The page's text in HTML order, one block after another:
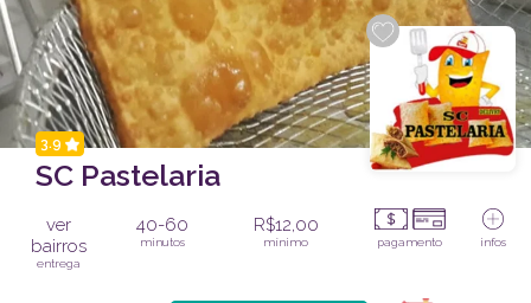
3.9
SC Pastelaria
ver
bairros
entrega
40-60
minutos
R$12,00
mínimo pagamento infos